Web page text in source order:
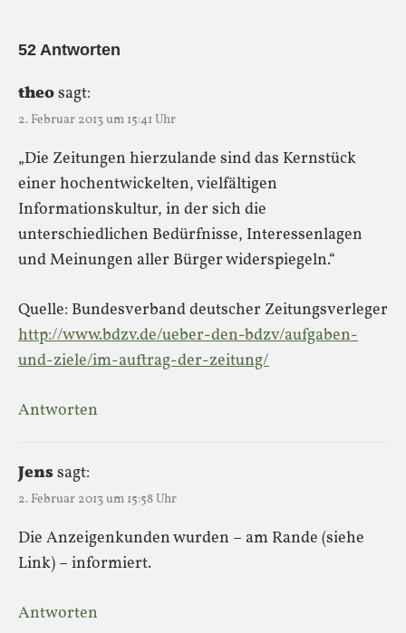
52 Antworten
theosagt:
2. Februar 2013 um 15:41 Uhr
„Die Zeitungen hierzulande sind das Kernstück
einer hochentwickelten, vielfältigen
Informationskultur, in der sich die
unterschiedlichen Bedürfnisse, Interessenlagen
und Meinungen aller Bürger widerspiegeln.“
Quelle: Bundesverband deutscher Zeitungsverleger
http://www.bdzv.de/ueber-den-bdzv/aufgaben-
und-ziele/im-auftrag-der-zeitung/
Antworten
Jenssagt:
2. Februar 2013 um 15:58 Uhr
Die Anzeigenkunden wurden – am Rande (siehe
Link) – informiert.
Antworten